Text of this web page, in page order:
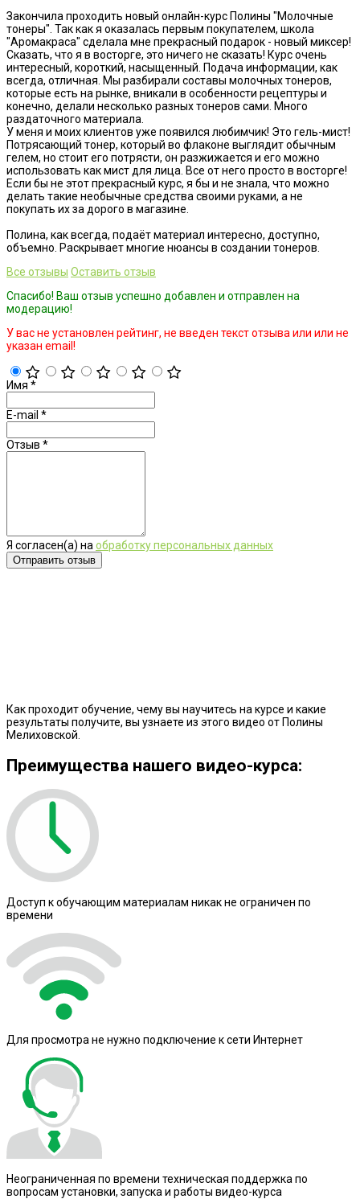
Закончила проходить новый онлайн-курс Полины "Молочные
тонеры". Так как я оказалась первым покупателем, школа
"Аромакраса" сделала мне прекрасный подарок - новый миксер!
Сказать, что я в восторге, это ничего не сказать! Курс очень
интересный, короткий, насыщенный. Подача информации, как
всегда, отличная. Мы разбирали составы молочных тонеров,
которые есть на рынке, вникали в особенности рецептуры и
конечно, делали несколько разных тонеров сами. Много
раздаточного материала.
У меня и моих клиентов уже появился любимчик! Это гель-мист!
Потрясающий тонер, который во флаконе выглядит обычным
гелем, но стоит его потрясти, он разжижается и его можно
использовать как мист для лица. Все от него просто в восторге!
Если бы не этот прекрасный курс, я бы и не знала, что можно
делать такие необычные средства своими руками, а не
покупать их за дорого в магазине.
Полина, как всегда, подаёт материал интересно, доступно,
объемно. Раскрывает многие нюансы в создании тонеров.
Все отзывы Оставить отзыв
Спасибо! Ваш отзыв успешно добавлен и отправлен на
модерацию!
У вас не установлен рейтинг, не введен текст отзыва или или не
указан email!
Имя *
E-mail *
Отзыв *
Я согласен(а) на обработку персональных данных
Как проходит обучение, чему вы научитесь на курсе и какие
результаты получите, вы узнаете из этого видео от Полины
Мелиховской.
Преимущества нашего видео-курса:
Доступ к обучающим материалам никак не ограничен по
времени
Для просмотра не нужно подключение к сети Интернет
Неограниченная по времени техническая поддержка по
вопросам установки, запуска и работы видео-курса